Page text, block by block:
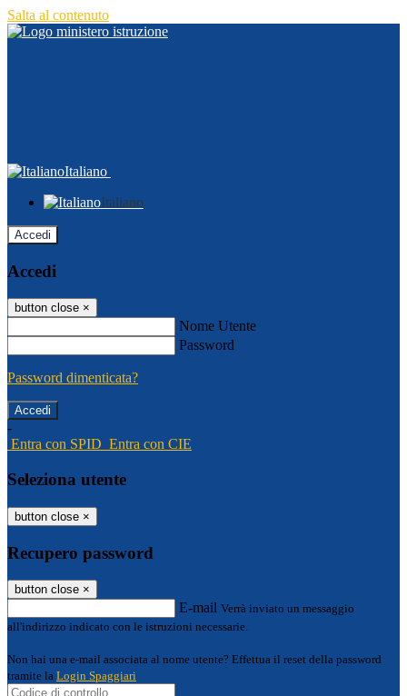
Salta al contenuto
Italiano
Italiano
Accedi
Accedi
button close ×
Nome Utente
Password
Password dimenticata?
-
Entra con SPID Entra con CIE
Seleziona utente
button close ×
Recupero password
button close ×
E-mail Verrà inviato un messaggio
all'indirizzo indicato con le istruzioni necessarie.
Non hai una e-mail associata al nome utente? Effettua il reset della password
tramite la Login Spaggiari